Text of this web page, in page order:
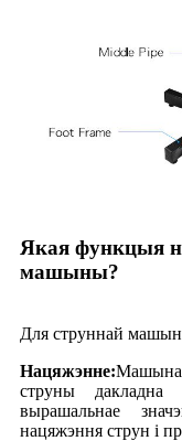
Якая функцыя
машыны?
Для струннай
Нацяжэнне:
струны дакладна
вырашальнае
нацяжэння струн і